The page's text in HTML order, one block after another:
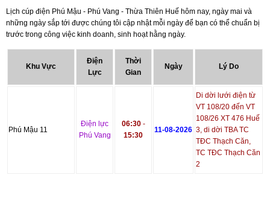
Lịch cúp điện Phú Mậu - Phú Vang - Thừa Thiên Huế hôm nay, ngày mai và
những ngày sắp tới được chúng tôi cập nhật mỗi ngày để bạn có thể chuẩn bị
trước trong công việc kinh doanh, sinh hoạt hằng ngày.
Khu Vực
Điện
Lực
Thời
Gian
Ngày Lý Do
Phú Mậu 11
Điện lực
Phú Vang
06:30-
15:30
11-08-2026
Di dời lưới điện từ
VT 108/20 đến VT
108/26 XT 476 Huế
3, di dời TBA TC
TĐC Thạch Căn,
TC TĐC Thạch Căn
2